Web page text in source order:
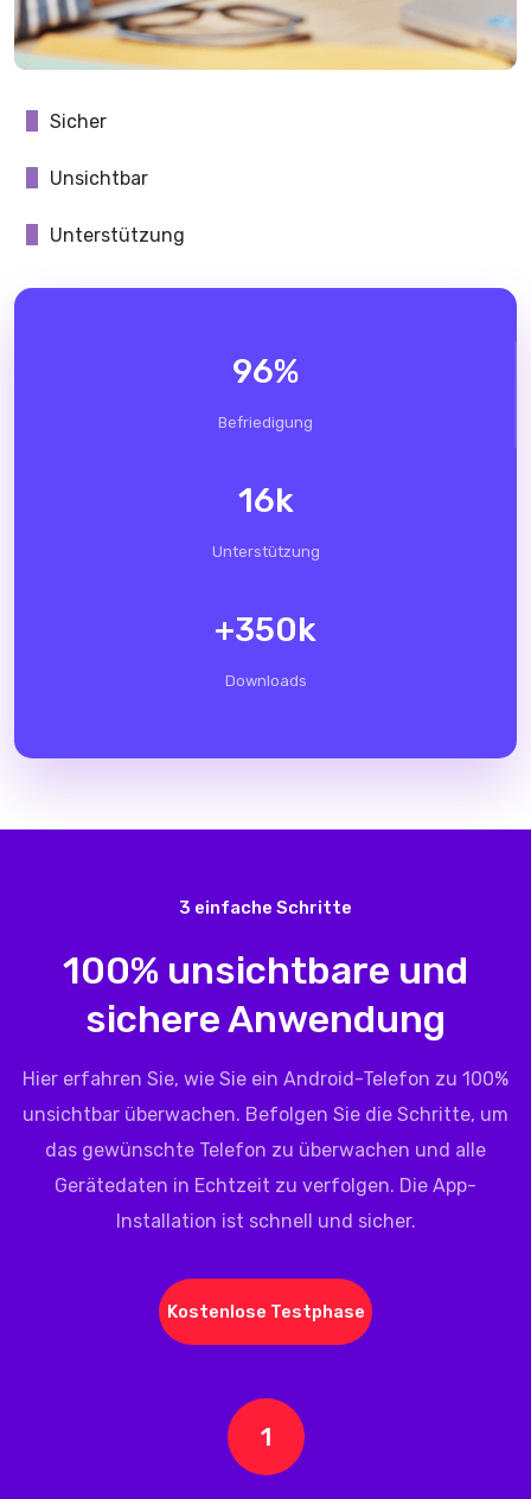
Sicher
Unsichtbar
Unterstützung
96%
Befriedigung
16k
Unterstützung
+350k
Downloads
3 einfache Schritte
100% unsichtbare und
sichere Anwendung
Hier erfahren Sie, wie Sie ein Android-Telefon zu 100%
unsichtbar überwachen. Befolgen Sie die Schritte, um
das gewünschte Telefon zu überwachen und alle
Gerätedaten in Echtzeit zu verfolgen. Die App-
Installation ist schnell und sicher.
Kostenlose Testphase
1